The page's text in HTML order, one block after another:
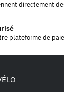
directement
plateforme de